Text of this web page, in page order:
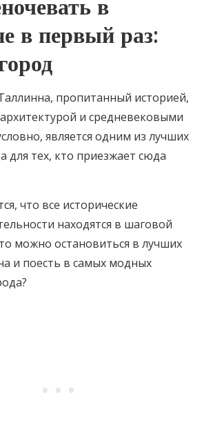
в
в первый раз:
пропитанный историей,
и средневековыми
является одним из лучших
для тех, кто приезжает сюда
что все исторические
находятся в шаговой
можно остановиться в лучших
и поесть в самых модных